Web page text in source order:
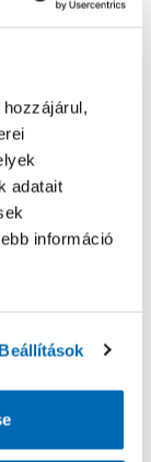
adatait
információ
Beállítások